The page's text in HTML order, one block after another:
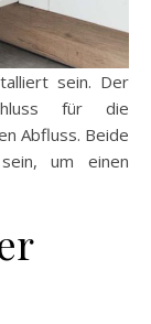
sein. Der
für die
Abfluss. Beide
um einen